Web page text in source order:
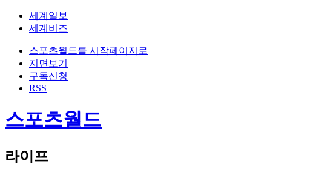
세계일보
세계비즈
스포츠월드를 시작페이지로
지면보기
구독신청
RSS
스포츠월드
라이프